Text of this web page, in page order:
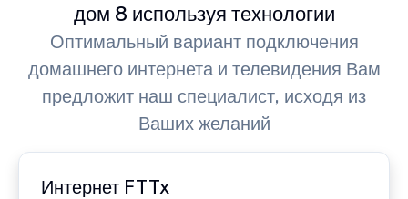
дом 8 используя технологии
Оптимальный вариант подключения
домашнего интернета и телевидения Вам
предложит наш специалист, исходя из
Ваших желаний
Интернет FTTx